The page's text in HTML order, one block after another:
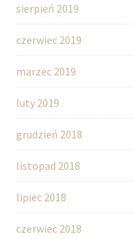
sierpień 2019
czerwiec 2019
marzec 2019
luty 2019
grudzień 2018
listopad 2018
lipiec 2018
czerwiec 2018